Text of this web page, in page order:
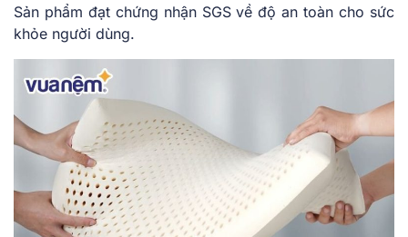
Sản phẩm đạt chứng nhận SGS về độ an toàn cho sức
khỏe người dùng.